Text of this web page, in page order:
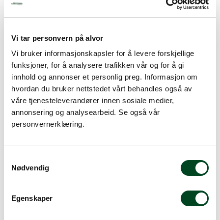
Vi tar personvern på alvor
Vi bruker informasjonskapsler for å levere forskjellige
funksjoner, for å analysere trafikken vår og for å gi
innhold og annonser et personlig preg. Informasjon om
hvordan du bruker nettstedet vårt behandles også av
våre tjenesteleverandører innen sosiale medier,
annonsering og analysearbeid. Se også vår
personvernerklæring.
Nødvendig
Egenskaper
Robot Coupe R 8
vertikalkutter 400V 50Hz
3-fas
1-fas
Gi meg et tilbud